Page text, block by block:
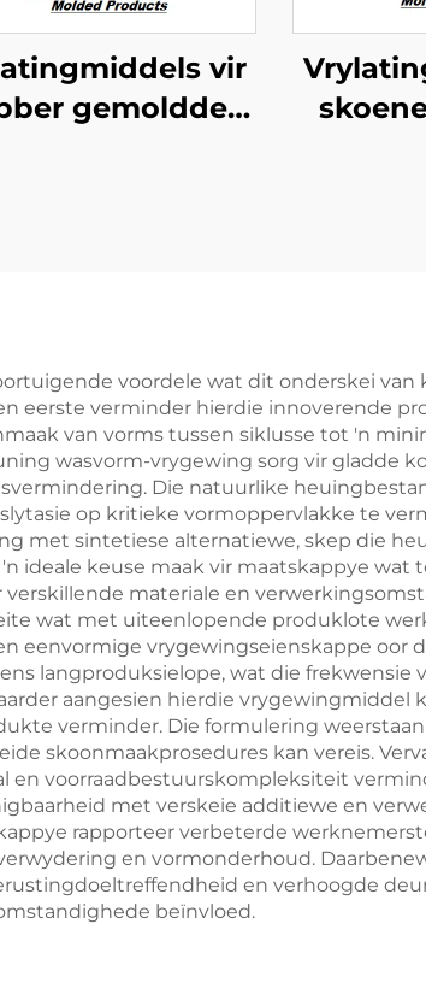
vir
gemoldde
voordele wat dit onderskei
eerste verminder hierdie innoverende
van vorms tussen siklusse tot 'n
wasvorm-vrygewing sorg vir gladde
Die natuurlike
op kritieke vormoppervlakke te
met sintetiese alternatiewe, skep die
ideale keuse maak vir maatskappye wat
materiale en
wat met uiteenlopende produklote
eenvormige vrygewingseienskappe oor
langproduksielope, wat die frekwensie
aangesien hierdie
verminder. Die formulering
skoonmaakprosedures kan vereis.
en voorraadbestuurskompleksiteit
met verskeie additiewe en
rapporteer verbeterde
en vormonderhoud.
en verhoogde
beïnvloed.